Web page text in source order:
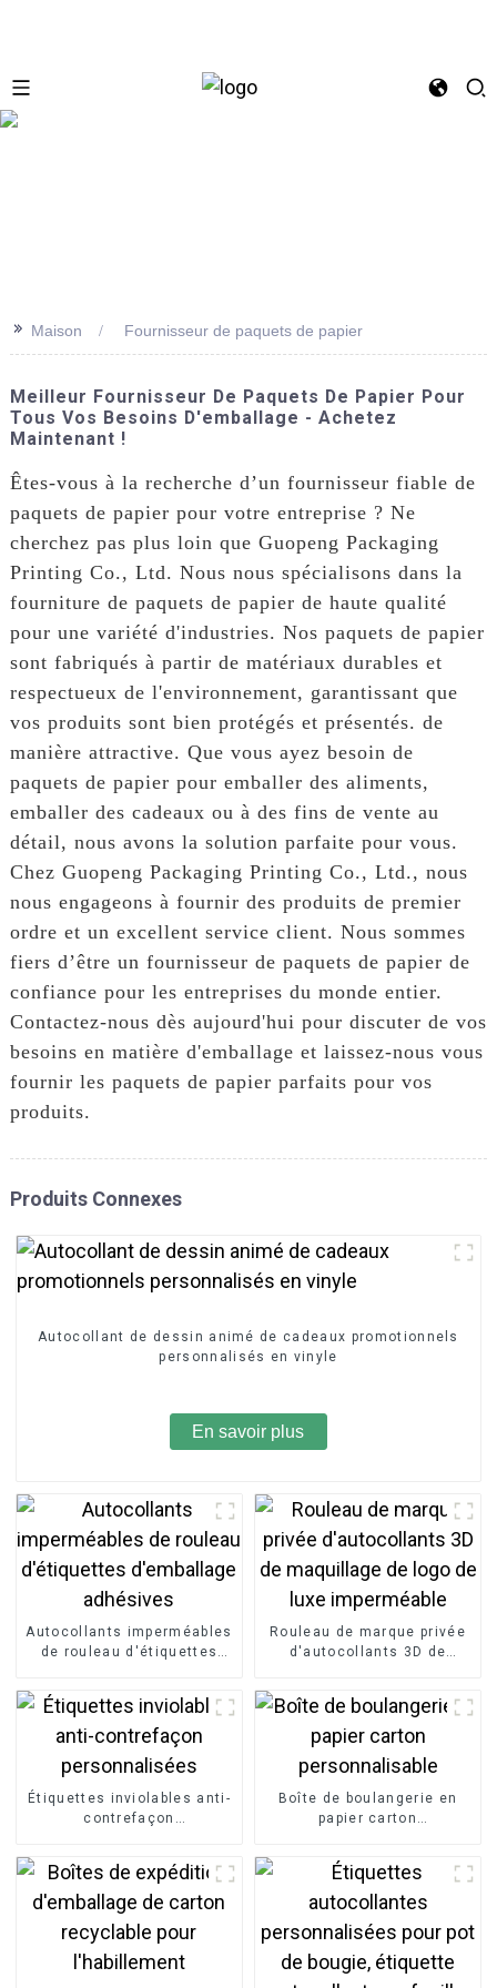
>> Maison Fournisseur de paquets de papier
Meilleur Fournisseur De Paquets De Papier Pour
Tous Vos Besoins D'emballage - Achetez
Maintenant !
Êtes-vous à la recherche d’un fournisseur fiable de
paquets de papier pour votre entreprise ? Ne
cherchez pas plus loin que Guopeng Packaging
Printing Co., Ltd. Nous nous spécialisons dans la
fourniture de paquets de papier de haute qualité
pour une variété d'industries. Nos paquets de papier
sont fabriqués à partir de matériaux durables et
respectueux de l'environnement, garantissant que
vos produits sont bien protégés et présentés. de
manière attractive. Que vous ayez besoin de
paquets de papier pour emballer des aliments,
emballer des cadeaux ou à des fins de vente au
détail, nous avons la solution parfaite pour vous.
Chez Guopeng Packaging Printing Co., Ltd., nous
nous engageons à fournir des produits de premier
ordre et un excellent service client. Nous sommes
fiers d’être un fournisseur de paquets de papier de
confiance pour les entreprises du monde entier.
Contactez-nous dès aujourd'hui pour discuter de vos
besoins en matière d'emballage et laissez-nous vous
fournir les paquets de papier parfaits pour vos
produits.
Produits Connexes
Autocollant de dessin animé de cadeaux promotionnels
personnalisés en vinyle
En savoir plus
Autocollants imperméables
de rouleau d'étiquettes
Rouleau de marque privée
d'autocollants 3D de
Étiquettes inviolables anti-
contrefaçon
Boîte de boulangerie en
papier carton